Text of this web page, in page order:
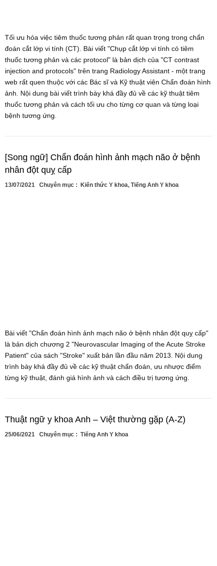
Tối ưu hóa việc tiêm thuốc tương phản rất quan trọng trong chẩn
đoán cắt lớp vi tính (CT). Bài viết "Chụp cắt lớp vi tính có tiêm
thuốc tương phản và các protocol" là bản dịch của "CT contrast
injection and protocols" trên trang Radiology Assistant - một trang
web rất quen thuộc với các Bác sĩ và Kỹ thuật viên Chẩn đoán hình
ảnh. Nội dung bài viết trình bày khá đầy đủ về các kỹ thuật tiêm
thuốc tương phản và cách tối ưu cho từng cơ quan và từng loại
bệnh tương ứng.
[Song ngữ] Chẩn đoán hình ảnh mạch não ở bệnh
nhân đột quỵ cấp
13/07/2021 Chuyên mục : Kiến thức Y khoa, Tiếng Anh Y khoa
Bài viết "Chẩn đoán hình ảnh mạch não ở bệnh nhân đột quỵ cấp"
là bản dịch chương 2 "Neurovascular Imaging of the Acute Stroke
Patient" của sách "Stroke" xuất bản lần đầu năm 2013. Nội dung
trình bày khá đầy đủ về các kỹ thuật chẩn đoán, ưu nhược điểm
từng kỹ thuật, đánh giá hình ảnh và cách điều trị tương ứng.
Thuật ngữ y khoa Anh – Việt thường gặp (A-Z)
25/06/2021 Chuyên mục : Tiếng Anh Y khoa